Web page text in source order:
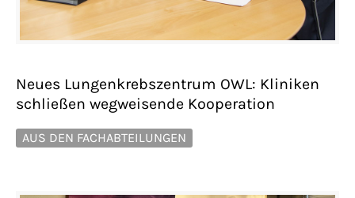
Neues Lungenkrebszentrum OWL: Kliniken
schließen wegweisende Kooperation
AUS DEN FACHABTEILUNGEN